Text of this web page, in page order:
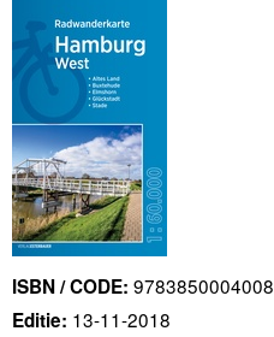
ISBN / CODE: 9783850004008
Editie: 13-11-2018